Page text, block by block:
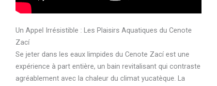
Un Appel Irrésistible : Les Plaisirs Aquatiques du Cenote
Zací
Se jeter dans les eaux limpides du Cenote Zací est une
expérience à part entière, un bain revitalisant qui contraste
agréablement avec la chaleur du climat yucatèque. La